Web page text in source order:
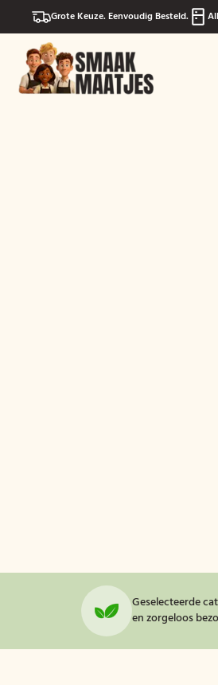
Grote Keuze. Eenvoudig Besteld.
Geselecteerde
en zorgeloos